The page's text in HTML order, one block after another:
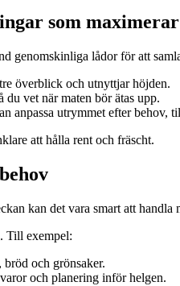
som
genomskinliga lådor för att
överblick och utnyttjar höjden.
du vet när maten bör ätas upp.
anpassa utrymmet efter behov,
att hålla rent och fräscht.
kan det vara smart att
Till exempel:
och grönsaker.
och planering inför helgen.